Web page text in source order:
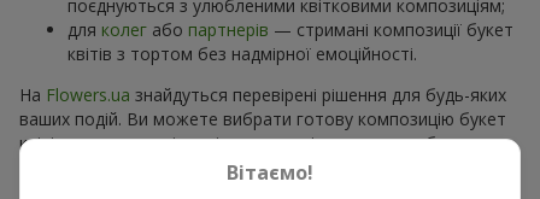
поєднуються з улюбленими квітковими композиціям;
для колег або партнерів — стримані композиції букет
квітів з тортом без надмірної емоційності.
На Flowers.ua знайдуться перевірені рішення для будь-яких
ваших подій. Ви можете вибрати готову композицію букет
квітів з тортом з відповідного розділу каталогу або
замовити окремо солодкий дарунок і вподобані квіти.
Вітаємо!